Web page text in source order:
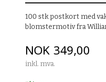
100 stk postkort med
blomstermotiv fra
Pris
NOK 349,00
inkl. mva.